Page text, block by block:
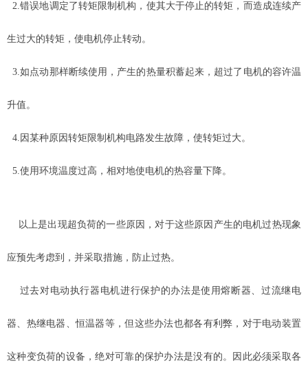
2.错误地调定了转矩限制机构，使其大于停止的转矩，而造成连续产
生过大的转矩，使电机停止转动。
3.如点动那样断续使用，产生的热量积蓄起来，超过了电机的容许温
升值。
4.因某种原因转矩限制机构电路发生故障，使转矩过大。
5.使用环境温度过高，相对地使电机的热容量下降。
以上是出现超负荷的一些原因，对于这些原因产生的电机过热现象
应预先考虑到，并采取措施，防止过热。
过去对电动执行器电机进行保护的办法是使用熔断器、过流继电
器、热继电器、恒温器等，但这些办法也都各有利弊，对于电动装置
这种变负荷的设备，绝对可靠的保护办法是没有的。因此必须采取各